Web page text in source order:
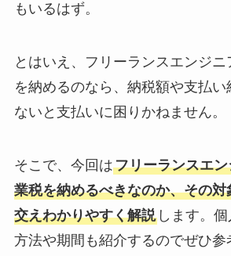
もいるはず。
とはいえ、フリーランスエンジ
を納めるのなら、納税額や支払い
ないと支払いに困りかねません。
そこで、今回はフリーランスエ
業税を納めるべきなのか、その
交えわかりやすく解説します。
方法や期間も紹介するのでぜひ参